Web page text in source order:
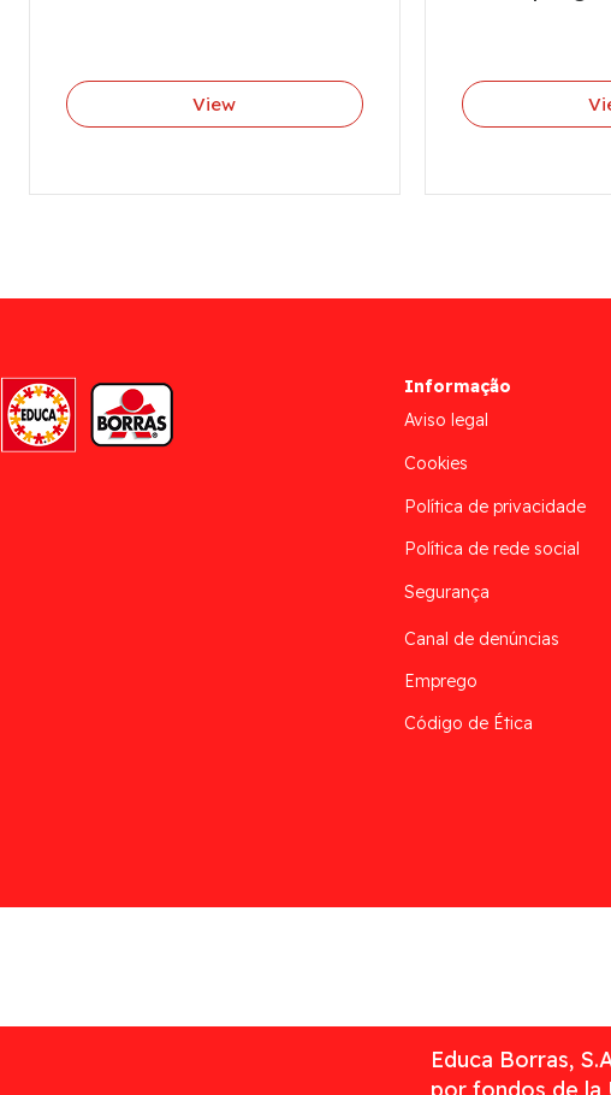
View
Informação
Aviso legal
Cookies
Política de privacidade
Política de rede social
Segurança
Canal de denúncias
Emprego
Código de Ética
Educa Borras,